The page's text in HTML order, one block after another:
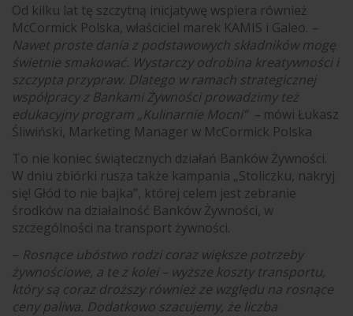
Od kilku lat tę szczytną inicjatywę wspiera również
McCormick Polska, właściciel marek KAMIS i Galeo. –
Nawet proste dania z podstawowych składników mogę
świetnie smakować. Wystarczy odrobina kreatywności i
szczypta przypraw. Dlatego w ramach strategicznej
współpracy z Bankami Żywności prowadzimy też
edukacyjny program „Kulinarnie Mocni” – mówi Łukasz
Śliwiński, Marketing Manager w McCormick Polska
To nie koniec świątecznych działań Banków Żywności.
W dniu zbiórki rusza także kampania „Stoliczku, nakryj
się! Głód to nie bajka”, której celem jest zebranie
środków na działalność Banków Żywności, w
szczególności na transport żywności.
– Rosnące ubóstwo rodzi coraz większe potrzeby
żywnościowe, a te z kolei – wyższe koszty transportu,
który są coraz droższy również ze względu na rosnące
ceny paliwa. Dodatkowo szacujemy, że liczba